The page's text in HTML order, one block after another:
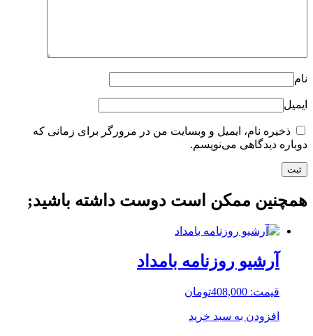
نام
ایمیل
ذخیره نام، ایمیل و وبسایت من در مرورگر برای زمانی که
دوباره دیدگاهی می‌نویسم.
همچنین ممکن است دوست داشته باشید;
آرشیو روزنامه بامداد
قیمت: 408,000تومان
افزودن به سبد خرید